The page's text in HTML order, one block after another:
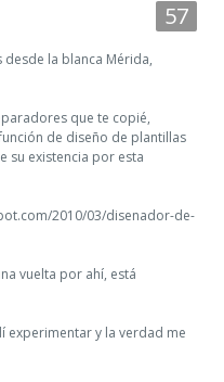
la blanca Mérida,
que te copié,
de diseño de plantillas
su existencia por esta
2010/03/disenador-de-
vuelta por ahí, está
experimentar y la verdad me